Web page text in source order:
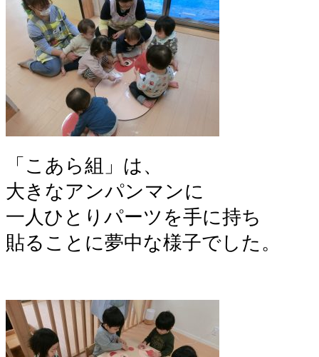
「こあら組」は、
大きなアンパンマンに
一人ひとりパーツを手に持ち
貼ることに夢中な様子でした。